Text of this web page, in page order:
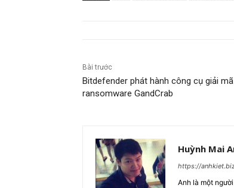
Bài trước
Bitdefender phát hành công cụ giải mã
ransomware GandCrab
Huỳnh Mai
https://
Anh là một